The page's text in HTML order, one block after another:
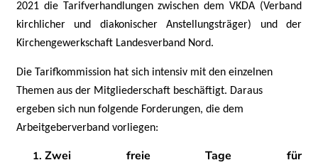
2021 die Tarifverhandlungen zwischen dem VKDA (Verband
kirchlicher und diakonischer Anstellungsträger) und der
Kirchengewerkschaft Landesverband Nord.
Die Tarifkommission hat sich intensiv mit den einzelnen
Themen aus der Mitgliederschaft beschäftigt. Daraus
ergeben sich nun folgende Forderungen, die dem
Arbeitgeberverband vorliegen:
Zwei freie Tage für